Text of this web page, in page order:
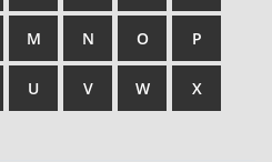
M N O P
U V W X